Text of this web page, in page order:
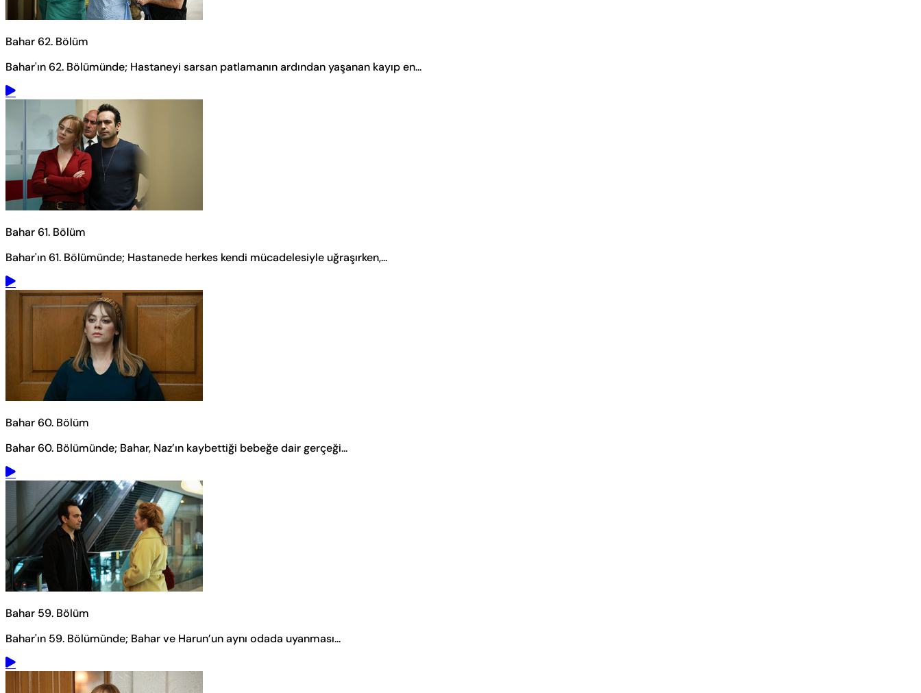
Bahar 62. Bölüm
Bahar'ın 62. Bölümünde; Hastaneyi sarsan patlamanın ardından yaşanan kayıp en...
Bahar 61. Bölüm
Bahar'ın 61. Bölümünde; Hastanede herkes kendi mücadelesiyle uğraşırken,...
Bahar 60. Bölüm
Bahar 60. Bölümünde; Bahar, Naz’ın kaybettiği bebeğe dair gerçeği...
Bahar 59. Bölüm
Bahar'ın 59. Bölümünde; Bahar ve Harun’un aynı odada uyanması...